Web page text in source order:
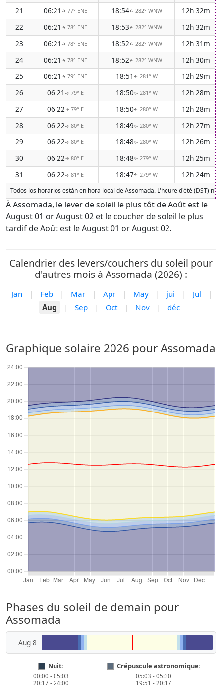
21 06:21 ↑ 77° ENE 18:54↑ 282° WNW
12h 32m
22
06:21 ↑ 78° ENE 18:53↑ 282° WNW
12h 32m
23
06:21 ↑ 78° ENE 18:52↑ 282° WNW
12h 31m
24
06:21 ↑ 78° ENE 18:52↑ 282° WNW
12h 30m
25
06:21 ↑ 79° ENE 18:51 ↑ 281° W
12h 29m
26
06:21 ↑ 79° E 18:50↑ 281° W
12h 28m
27
06:22↑ 79° E 18:50↑ 280° W
12h 28m
28
06:22↑ 80° E 18:49↑ 280° W
12h 27m
29
06:22↑ 80° E 18:48↑ 280° W
12h 26m
30
06:22↑ 80° E 18:48↑ 279° W
12h 25m
31
06:22↑ 81° E 18:47↑ 279° W 12h 24m
Todos los horarios están en hora local de Assomada. L'heure d'été (DST)
À Assomada, le lever de soleil le plus tôt de Août est le
August 01 or August 02 et le coucher de soleil le plus
tardif de Août est le August 01 or August 02.
Calendrier des levers/couchers du soleil pour
d'autres mois à Assomada (2026) :
Jan | Feb | Mar | Apr | May | jui | Jul
|
Aug
| Sep | Oct | Nov | déc
Graphique solaire 2026 pour Assomada
Phases du soleil de demain pour
Assomada
Aug 8
Nuit:
00:00 - 05:03
20:17 - 24:00
Crépuscule astronomique:
05:03 - 05:30
19:51 - 20:17